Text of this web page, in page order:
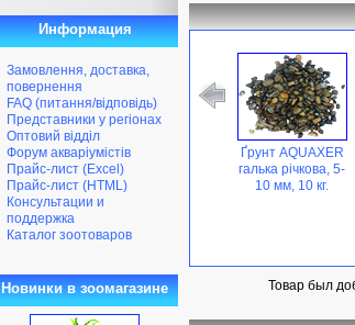
Информация
Замовлення, доставка,
повернення
FAQ (питання/відповідь)
Представники у регіонах
Оптовий відділ
Форум акваріумістів
Прайс-лист (Excel)
Прайс-лист (HTML)
Консультации и
поддержка
Каталог зоотоваров
Новинки в зоомагазине
Ґрунт AQUAXER
галька річкова, 5-
10 мм, 10 кг.
Товар был